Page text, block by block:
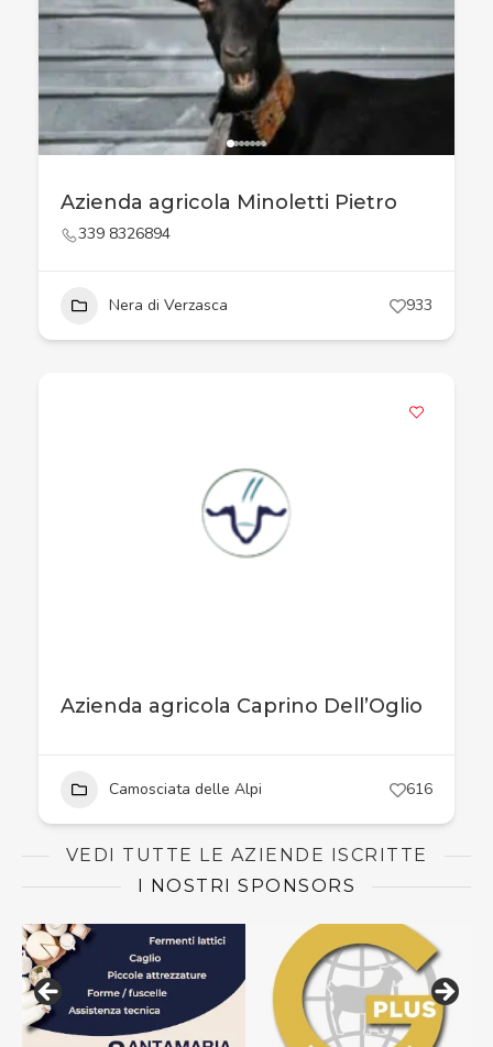
Azienda agricola Minoletti Pietro
339 8326894
Nera di Verzasca 933
Azienda agricola Caprino Dell’Oglio
Camosciata delle Alpi 616
VEDI TUTTE LE AZIENDE ISCRITTE
I NOSTRI SPONSORS